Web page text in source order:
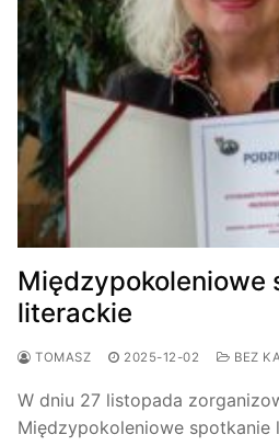
Międzypokoleniowe
literackie
TOMASZ 2025-12-02 BEZ
W dniu 27 listopada
Międzypokoleniowe spotkanie